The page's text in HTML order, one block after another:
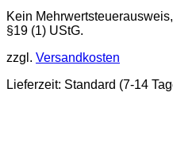
26,17 €20,99 €.
Produkt
weist
Varianten
Die
Kein
§19 (1) UStG.
zzgl. Versandkosten
Lieferzeit: Standard (7-14